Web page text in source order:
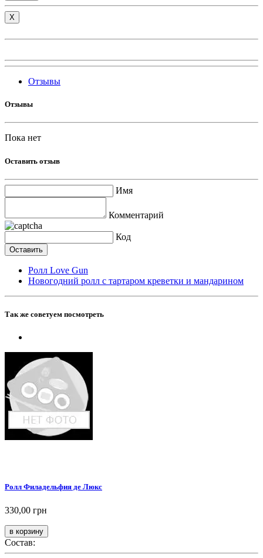
X
Отзывы
Отзывы
Пока нет
Оставить отзыв
Имя
Комментарий
Код
Ролл Love Gun
Новогодний ролл с тартаром креветки и мандарином
Так же советуем посмотреть
Ролл Филадельфия де Люкс
330,00 грн
Состав: